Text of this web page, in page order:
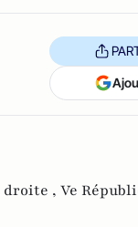
droite , Ve